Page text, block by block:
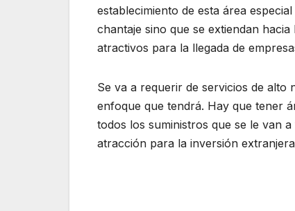
establecimiento de esta área
chantaje sino que se extiendan
atractivos para la llegada de
Se va a requerir de servicios de alto
enfoque que tendrá. Hay que tener
todos los suministros que se le van
atracción para la inversión